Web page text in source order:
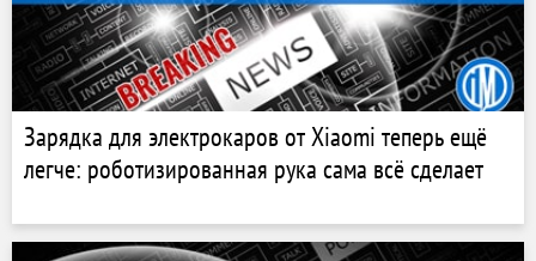
Зарядка для электрокаров от Xiaomi теперь ещё
легче: роботизированная рука сама всё сделает